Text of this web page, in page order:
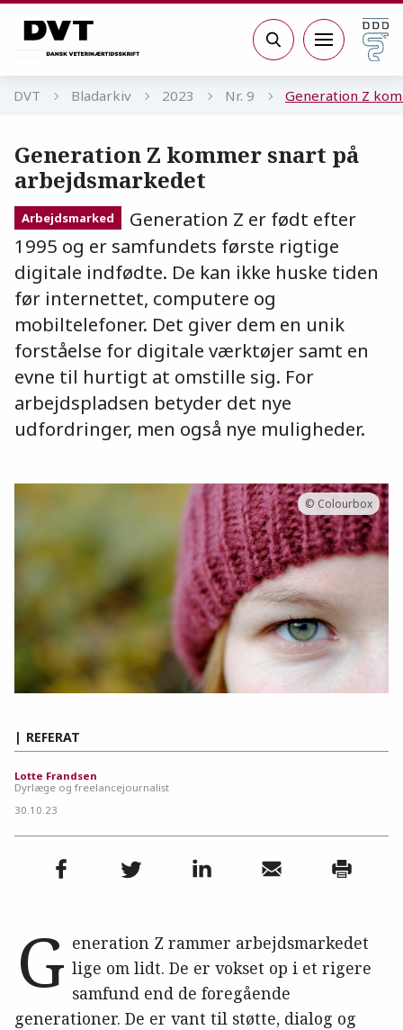
Søg
DVT Bladarkiv 2023 Nr. 9 Generation Z
Generation Z kommer snart på
arbejdsmarkedet
Arbejdsmarked
Generation Z er født efter
1995 og er samfundets første rigtige
digitale indfødte. De kan ikke huske tiden
før internettet, computere og
mobiltelefoner. Det giver dem en unik
forståelse for digitale værktøjer samt en
evne til hurtigt at omstille sig. For
arbejdspladsen betyder det nye
udfordringer, men også nye muligheder.
© Colourbox
REFERAT
Lotte Frandsen
Dyrlæge og freelancejournalist
30.10.23
G eneration Z rammer arbejdsmarkedet
lige om lidt. De er vokset op i et rigere
samfund end de foregående
generationer. De er vant til støtte, dialog og